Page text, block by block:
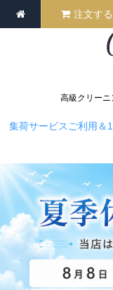
高級クリーニ
注文する
集荷サービスご利用＆